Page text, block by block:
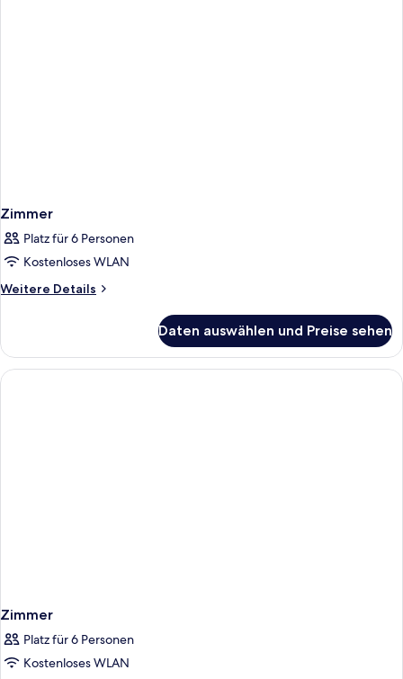
Zimmer
Platz für 6 Personen
Kostenloses WLAN
Weitere Details
Weitere
Daten auswählen und Preise sehen
Zimmer
Platz für 6 Personen
Kostenloses WLAN